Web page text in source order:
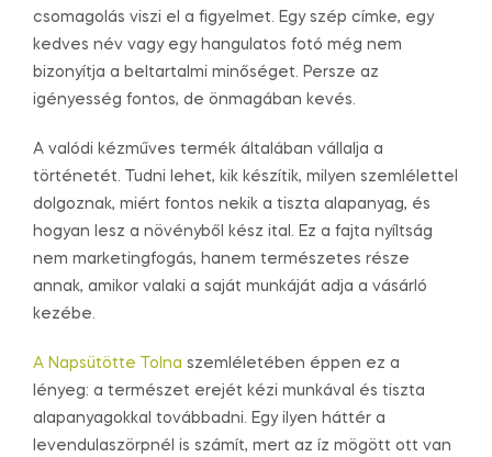
csomagolás viszi el a figyelmet. Egy szép címke, egy
kedves név vagy egy hangulatos fotó még nem
bizonyítja a beltartalmi minőséget. Persze az
igényesség fontos, de önmagában kevés.
A valódi kézműves termék általában vállalja a
történetét. Tudni lehet, kik készítik, milyen szemlélettel
dolgoznak, miért fontos nekik a tiszta alapanyag, és
hogyan lesz a növényből kész ital. Ez a fajta nyíltság
nem marketingfogás, hanem természetes része
annak, amikor valaki a saját munkáját adja a vásárló
kezébe.
A Napsütötte Tolna szemléletében éppen ez a
lényeg: a természet erejét kézi munkával és tiszta
alapanyagokkal továbbadni. Egy ilyen háttér a
levendulaszörpnél is számít, mert az íz mögött ott van